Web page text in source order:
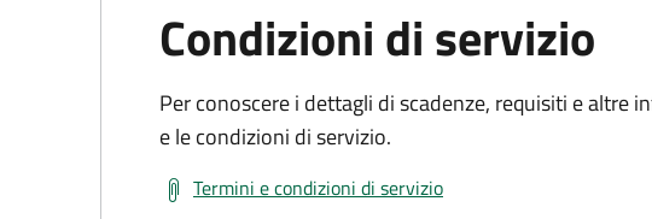
Condizioni di servizio
Per conoscere i dettagli di scadenze, requisiti e altre
e le condizioni di servizio.
Termini e condizioni di servizio